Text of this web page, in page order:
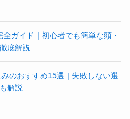
ガイド｜初心者でも簡単な頭・
底解説
のおすすめ15選｜失敗しない選
解説